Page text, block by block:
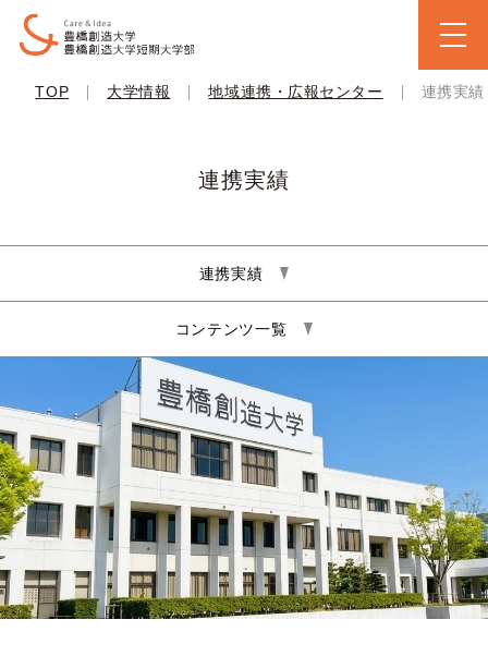
TOP | 大学情報 | 地域連携・広報センター | 連携実績
連携実績
連携実績
コンテンツ一覧